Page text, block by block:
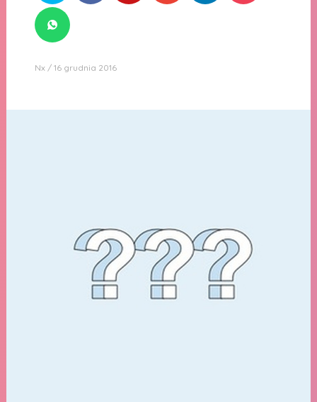
Nx 16 grudnia 2016